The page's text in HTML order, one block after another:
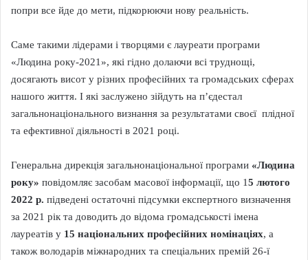
попри все йде до мети, підкорюючи нову реальність.
Саме такими лідерами і творцями є лауреати програми
«Людина року-2021», які гідно долаючи всі труднощі,
досягають висот у різних професійних та громадських сферах
нашого життя. І які заслужено зійдуть на п’єдестал
загальнонаціонального визнання за результатами своєї плідної
та ефективної діяльності в 2021 році.
Генеральна дирекція загальнонаціональної програми «Людина
року» повідомляє засобам масової інформації, що 15 лютого
2022 р. підведені остаточні підсумки експертного визначення
за 2021 рік та доводить до відома громадськості імена
лауреатів у 15 національних професійних номінаціях, а
також володарів міжнародних та спеціальних премій 26-ї